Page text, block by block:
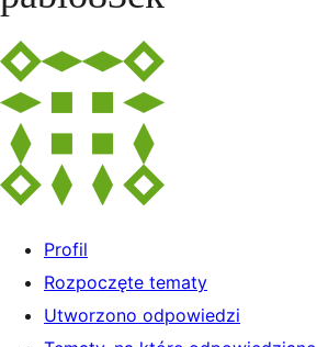
do
treści
Profil
Rozpoczęte tematy
Utworzono odpowiedzi